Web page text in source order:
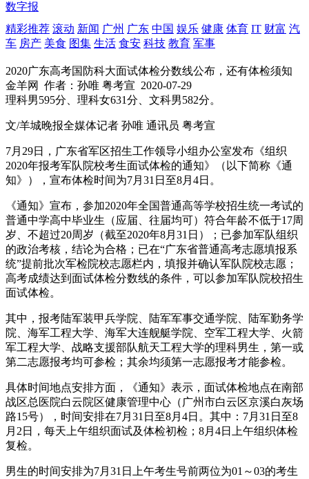
数字报
精彩推荐 滚动 新闻 广州 广东 中国 娱乐 健康 体育 IT 财富 汽
车 房产 美食 图集 生活 食安 科技 教育 军事
2020广东高考国防科大面试体检分数线公布，还有体检须知
金羊网
作者：孙唯 粤考宣 2020-07-29
理科男595分、理科女631分、文科男582分。
文/羊城晚报全媒体记者 孙唯 通讯员 粤考宣
7月29日，广东省军区招生工作领导小组办公室发布《组织
2020年报考军队院校考生面试体检的通知》（以下简称《通
知》），宣布体检时间为7月31日至8月4日。
《通知》宣布，参加2020年全国普通高等学校招生统一考试的
普通中学高中毕业生（应届、往届均可）符合年龄不低于17周
岁、不超过20周岁（截至2020年8月31日）；已参加军队组织
的政治考核，结论为合格；已在“广东省普通高考志愿填报系
统”提前批次军检院校志愿栏内，填报并确认军队院校志愿；
高考成绩达到面试体检分数线的条件，可以参加军队院校招生
面试体检。
其中，报考陆军装甲兵学院、陆军军事交通学院、陆军勤务学
院、海军工程大学、海军大连舰艇学院、空军工程大学、火箭
军工程大学、战略支援部队航天工程大学的理科男生，第一或
第二志愿报考均可参检；其余均须第一志愿报考才能参检。
具体时间地点安排方面，《通知》表示，面试体检地点在南部
战区总医院白云院区健康管理中心（广州市白云区京溪白灰场
路15号），时间安排在7月31日至8月4日。其中：7月31日至8
月2日，每天上午组织面试及体检初检；8月4日上午组织体检
复检。
男生的时间安排为7月31日上午考生号前两位为01～03的考生